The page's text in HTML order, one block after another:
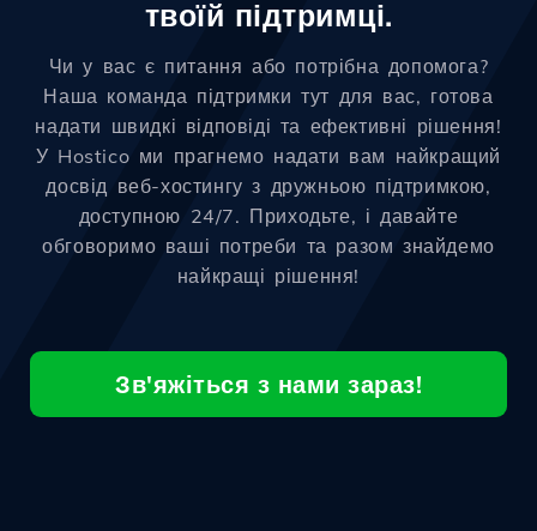
твоїй підтримці.
Чи у вас є питання або потрібна допомога?
Наша команда підтримки тут для вас, готова
надати швидкі відповіді та ефективні рішення!
У Hostico ми прагнемо надати вам найкращий
досвід веб-хостингу з дружньою підтримкою,
доступною 24/7. Приходьте, і давайте
обговоримо ваші потреби та разом знайдемо
найкращі рішення!
Зв'яжіться з нами зараз!